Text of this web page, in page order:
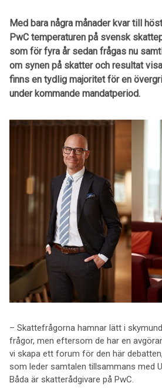
Med bara några månader kvar till
PwC temperaturen på svensk
som för fyra år sedan frågas nu
om synen på skatter och resultat
finns en tydlig majoritet för en
under kommande mandatperiod.
– Skattefrågorna hamnar lätt i
frågor, men eftersom de har en
vi skapa ett forum för den här
som leder samtalen tillsammans med
Båda är skatterådgivare på PwC.